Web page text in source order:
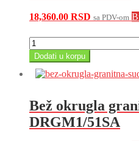
18,360.00 RSD sa PDV-om
Granitna
sudopera,
siva,
DRGM48/78GA
Dodati u korpu
Bež okrugla
DRGM1/51SA